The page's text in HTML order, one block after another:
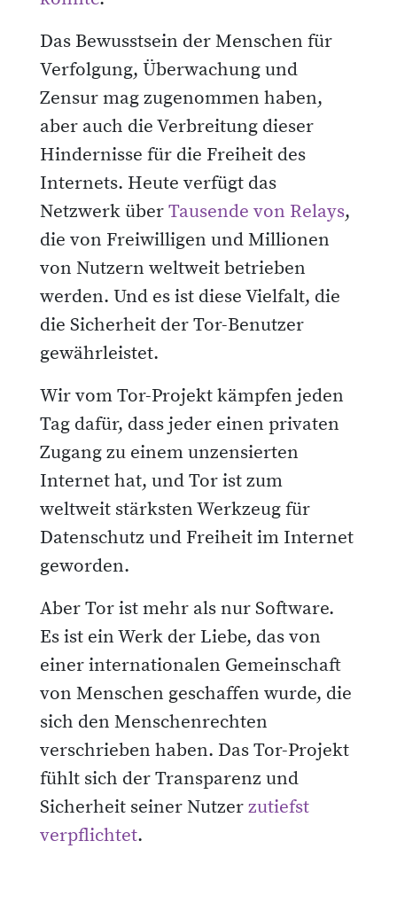
Das Bewusstsein der Menschen für
Verfolgung, Überwachung und
Zensur mag zugenommen haben,
aber auch die Verbreitung dieser
Hindernisse für die Freiheit des
Internets. Heute verfügt das
Netzwerk überTausende von Relays,
die von Freiwilligen und Millionen
von Nutzern weltweit betrieben
werden. Und es ist diese Vielfalt, die
die Sicherheit der Tor-Benutzer
gewährleistet.
Wir vom Tor-Projekt kämpfen jeden
Tag dafür, dass jeder einen privaten
Zugang zu einem unzensierten
Internet hat, und Tor ist zum
weltweit stärksten Werkzeug für
Datenschutz und Freiheit im Internet
geworden.
Aber Tor ist mehr als nur Software.
Es ist ein Werk der Liebe, das von
einer internationalen Gemeinschaft
von Menschen geschaffen wurde, die
sich den Menschenrechten
verschrieben haben. Das Tor-Projekt
fühlt sich der Transparenz und
Sicherheit seiner Nutzerzutiefst
verpflichtet.